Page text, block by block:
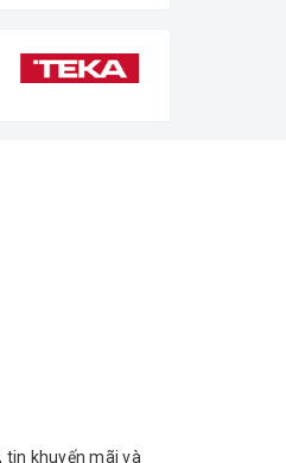
tin khuyến mãi và